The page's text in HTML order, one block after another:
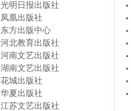
光明日报出版社
凤凰出版社
东方出版中心
河北教育出版社
河南文艺出版社
湖南文艺出版社
花城出版社
华夏出版社
江苏文艺出版社